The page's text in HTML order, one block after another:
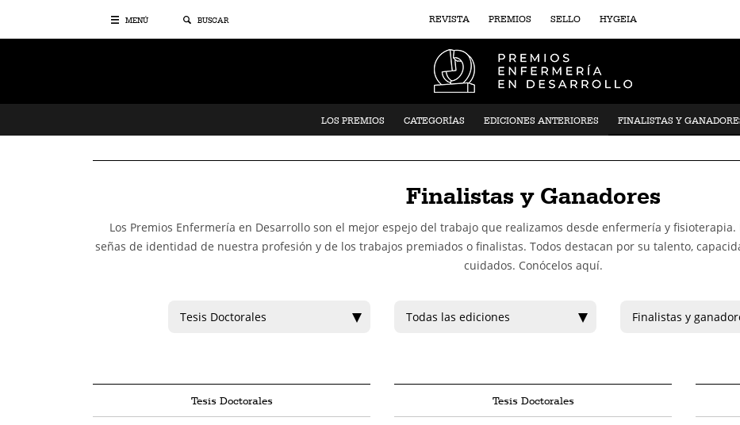
MENÚ BUSCAR REVISTA PREMIOS SELLO HYGEIA
LOS PREMIOS CATEGORÍAS EDICIONES ANTERIORES FINALISTAS Y
Finalistas y Ganadores
Los Premios Enfermería en Desarrollo son el mejor espejo del trabajo que realizamos desde enfermería y
señas de identidad de nuestra profesión y de los trabajos premiados o finalistas. Todos destacan por su talento,
cuidados. Conócelos aquí.
Tesis Doctorales Tesis Doctorales